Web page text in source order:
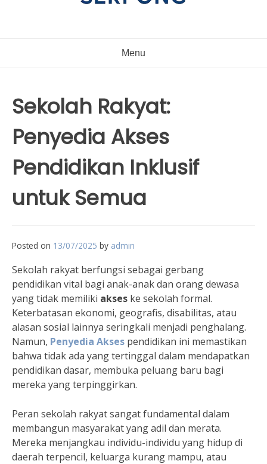
Menu
Sekolah Rakyat:
Penyedia Akses
Pendidikan Inklusif
untuk Semua
Posted on 13/07/2025 by admin
Sekolah rakyat berfungsi sebagai gerbang
pendidikan vital bagi anak-anak dan orang dewasa
yang tidak memiliki akses ke sekolah formal.
Keterbatasan ekonomi, geografis, disabilitas, atau
alasan sosial lainnya seringkali menjadi penghalang.
Namun, Penyedia Akses pendidikan ini memastikan
bahwa tidak ada yang tertinggal dalam mendapatkan
pendidikan dasar, membuka peluang baru bagi
mereka yang terpinggirkan.
Peran sekolah rakyat sangat fundamental dalam
membangun masyarakat yang adil dan merata.
Mereka menjangkau individu-individu yang hidup di
daerah terpencil, keluarga kurang mampu, atau